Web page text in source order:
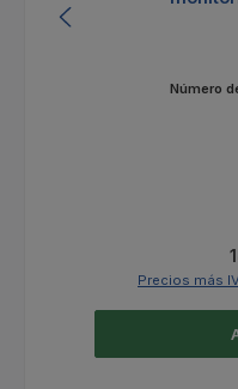
Número
Precios más